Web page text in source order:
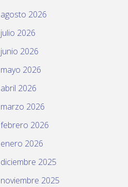
agosto 2026
julio 2026
junio 2026
mayo 2026
abril 2026
marzo 2026
febrero 2026
enero 2026
diciembre 2025
noviembre 2025